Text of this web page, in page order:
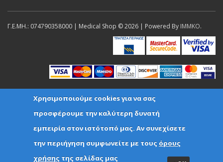
Γ.Ε.ΜΗ.: 074790358000 | Medical Shop © 2026 | Powered By IMMKO.
Χρησιμοποιούμε cookies για να σας
προσφέρουμε την καλύτερη δυνατή
εμπειρία στον ιστότοπό μας. Αν συνεχίσετε
την περιήγηση συμφωνείτε με τους όρους
χρήσης της σελίδας μας